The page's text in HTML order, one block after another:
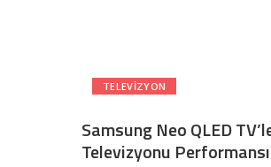
TELEVIZYON
Samsung Neo QLED
Televizyonu